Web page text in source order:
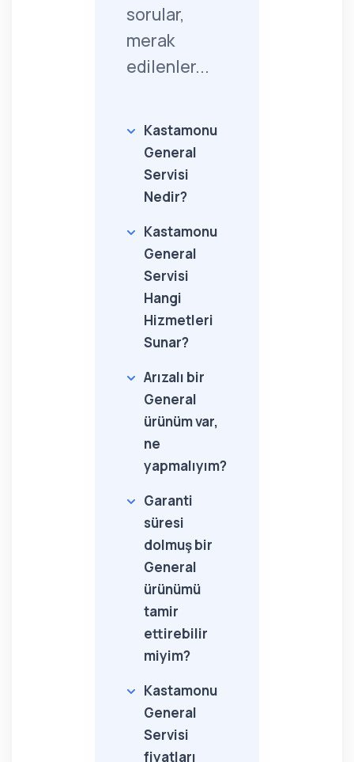
sorular,
merak
edilenler...
Kastamonu
General
Servisi
Nedir?
Kastamonu
General
Servisi
Hangi
Hizmetleri
Sunar?
Arızalı bir
General
ürünüm var,
ne
yapmalıyım?
Garanti
süresi
dolmuş bir
General
ürünümü
tamir
ettirebilir
miyim?
Kastamonu
General
Servisi
fiyatları